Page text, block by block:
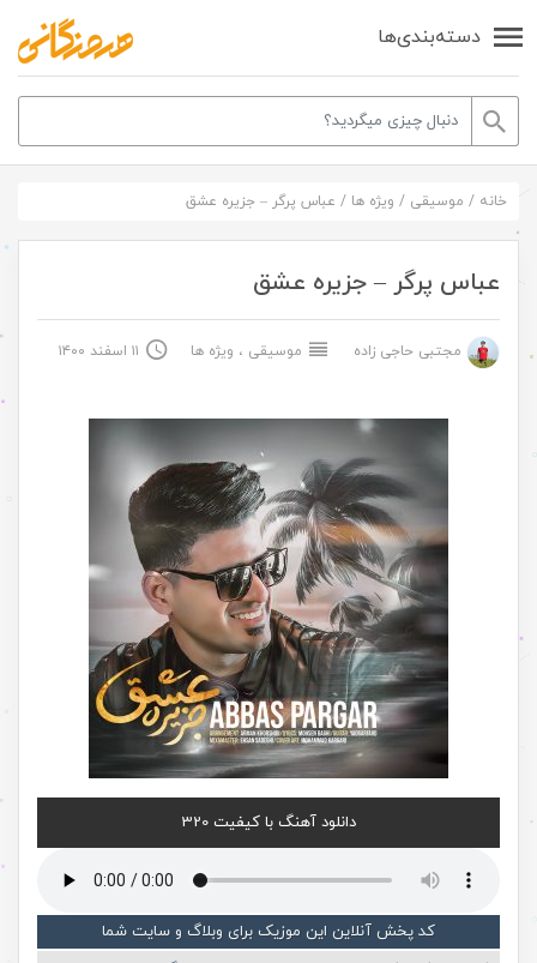
دسته‌بندی‌ها
خانه / موسیقی / ویژه ها / عباس پرگر – جزیره عشق
عباس پرگر – جزیره عشق
مجتبی حاجی زاده موسیقی ، ویژه ها ۱۱ اسفند ۱۴۰۰
دانلود آهنگ با کیفیت 320
کد پخش آنلاین این موزیک برای وبلاگ و سایت شما